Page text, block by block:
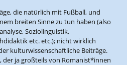
die natürlich mit Fußball, und
breiten Sinne zu tun haben (also
Soziolinguistik,
etc. etc.); nicht wirklich
kulturwissenschaftliche Beiträge.
der ja großteils von Romanist*innen